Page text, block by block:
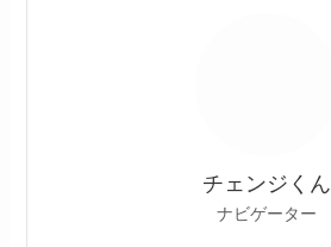
チェンジくん
ナビゲーター